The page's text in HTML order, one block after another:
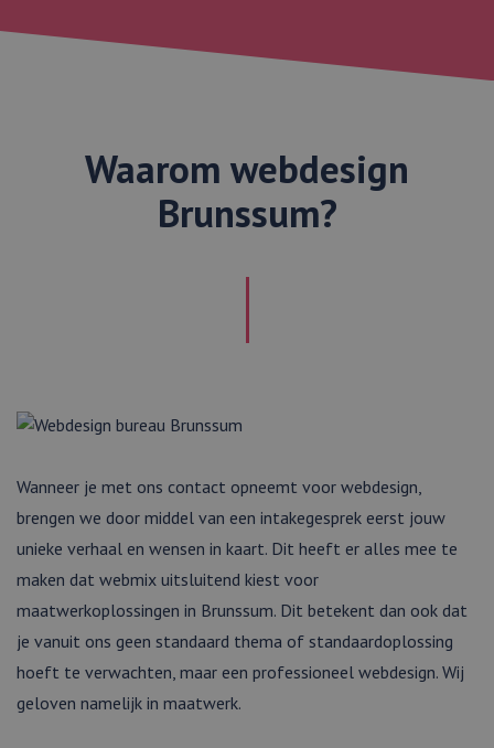
Waarom webdesign
Brunssum?
Wanneer je met ons contact opneemt voor webdesign,
brengen we door middel van een intakegesprek eerst jouw
unieke verhaal en wensen in kaart. Dit heeft er alles mee te
maken dat webmix uitsluitend kiest voor
maatwerkoplossingen in Brunssum. Dit betekent dan ook dat
je vanuit ons geen standaard thema of standaardoplossing
hoeft te verwachten, maar een professioneel webdesign. Wij
geloven namelijk in maatwerk.